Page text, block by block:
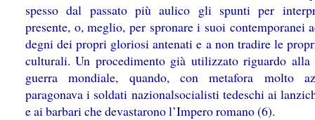
spesso dal passato più aulico gli spunti per
presente, o, meglio, per spronare i suoi contemporanei
degni dei propri gloriosi antenati e a non tradire le
culturali. Un procedimento già utilizzato riguardo alla
guerra mondiale, quando, con metafora molto
paragonava i soldati nazionalsocialisti tedeschi ai
e ai barbari che devastarono l’Impero romano (6).